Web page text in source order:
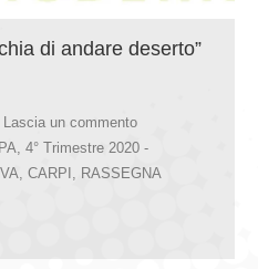
di andare deserto”
Lascia un commento
4° Trimestre 2020 -
CARPI
RASSEGNA